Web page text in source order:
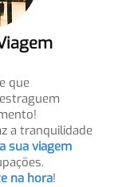
que
a tranquilidade
sua viagem
na hora!